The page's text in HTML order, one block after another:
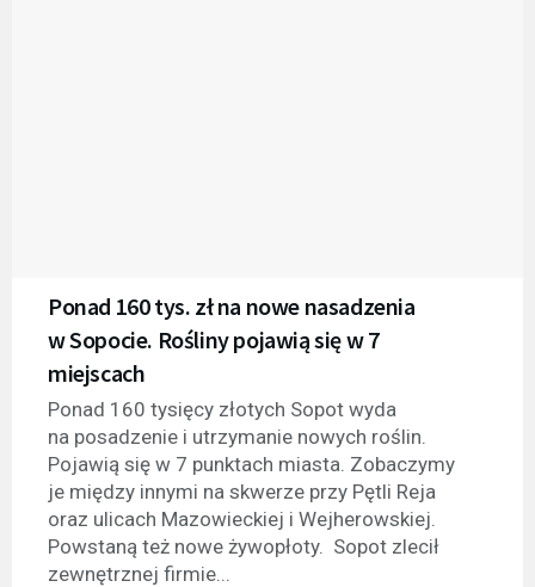
Ponad 160 tys. zł na nowe nasadzenia
w Sopocie. Rośliny pojawią się w 7
miejscach
Ponad 160 tysięcy złotych Sopot wyda
na posadzenie i utrzymanie nowych roślin.
Pojawią się w 7 punktach miasta. Zobaczymy
je między innymi na skwerze przy Pętli Reja
oraz ulicach Mazowieckiej i Wejherowskiej.
Powstaną też nowe żywopłoty. Sopot zlecił
zewnętrznej firmie...